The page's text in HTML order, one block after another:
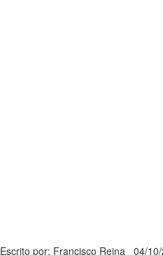
Escrito por: Francisco Reina 04/